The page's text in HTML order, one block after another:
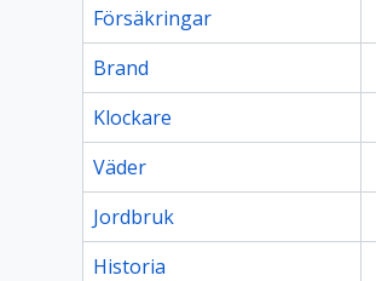
Försäkringar
Brand
Klockare
Väder
Jordbruk
Historia